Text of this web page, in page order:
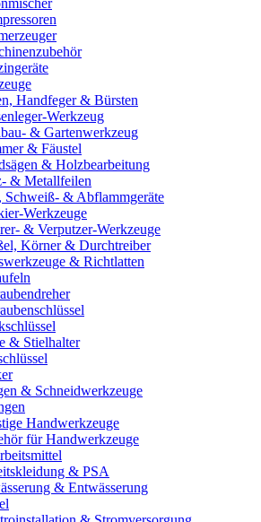
Handfeger & Bürsten
Werkzeug
& Gartenwerkzeug
& Fäustel
& Holzbearbeitung
& Metallfeilen
Schweiß- & Abflammgeräte
Werkzeuge
& Verputzer-Werkzeuge
Körner & Durchtreiber
& Richtlatten
& Stielhalter
& Schneidwerkzeuge
Handwerkzeuge
für Handwerkzeuge
& PSA
& Entwässerung